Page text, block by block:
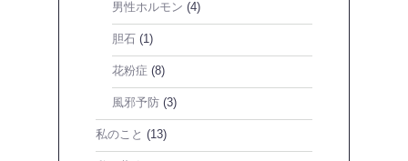
男性ホルモン (4)
胆石 (1)
花粉症 (8)
風邪予防 (3)
私のこと (13)